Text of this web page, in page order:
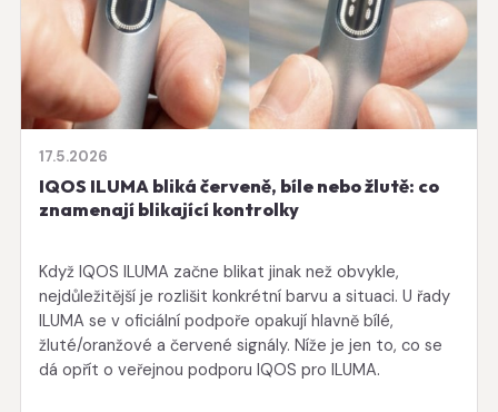
17.5.2026
IQOS ILUMA bliká červeně, bíle nebo žlutě: co
znamenají blikající kontrolky
Když IQOS ILUMA začne blikat jinak než obvykle,
nejdůležitější je rozlišit konkrétní barvu a situaci. U řady
ILUMA se v oficiální podpoře opakují hlavně bílé,
žluté/oranžové a červené signály. Níže je jen to, co se
dá opřít o veřejnou podporu IQOS pro ILUMA.